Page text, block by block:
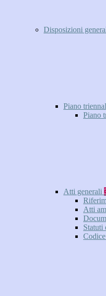
Disposizioni
Piano
Piano
Atti generali
Atti
Statuti